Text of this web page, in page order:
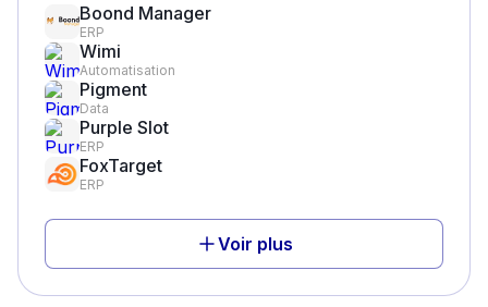
Boond Manager
ERP
Wimi
Automatisation
Pigment
Data
Purple Slot
ERP
FoxTarget
ERP
Voir plus